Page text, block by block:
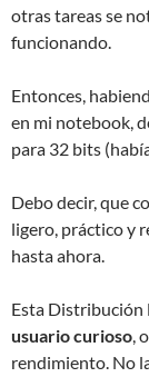
otras tareas se
funcionando.
Entonces,
en mi notebook,
para 32 bits
Debo decir, que
ligero, práctico y
hasta ahora.
Esta Distribución
usuario curioso,
rendimiento. No